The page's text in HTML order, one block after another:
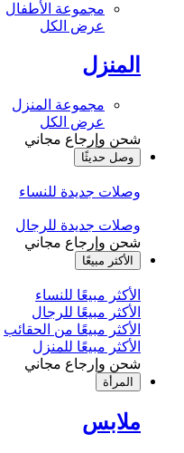
مجموعة الأطفال
عرض الكل
المنزل
مجموعة المنزل
عرض الكل
شحن وإرجاع مجاني
وصل حديثًا
وصلات جديدة للنساء
وصلات جديدة للرجال
شحن وإرجاع مجاني
الأكثر مبيعًا
الأكثر مبيعًا للنساء
الأكثر مبيعًا للرجال
الأكثر مبيعًا من الحقائب
الأكثر مبيعًا للمنزل
شحن وإرجاع مجاني
المرأة
ملابس